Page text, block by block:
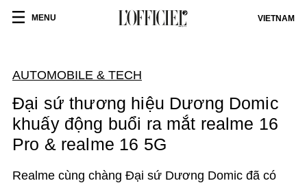
MENU VIETNAM
AUTOMOBILE & TECH
Đại sứ thương hiệu Dương Domic
khuấy động buổi ra mắt realme 16
Pro & realme 16 5G
Realme cùng chàng Đại sứ Dương Domic đã có